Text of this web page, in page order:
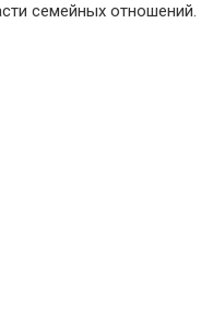
семейных отношений.